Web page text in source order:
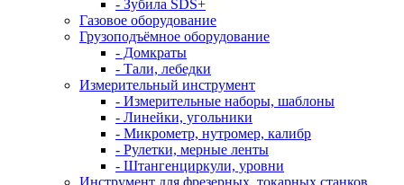
- Зубила SDS+
Газовое оборудование
Грузоподъёмное оборудование
- Домкраты
- Тали, лебедки
Измерительный инструмент
- Измерительные наборы, шаблоны
- Линейки, угольники
- Микрометр, нутромер, калибр
- Рулетки, мерные ленты
- Штангенциркули, уровни
Инструмент для фрезерных, токарных станков